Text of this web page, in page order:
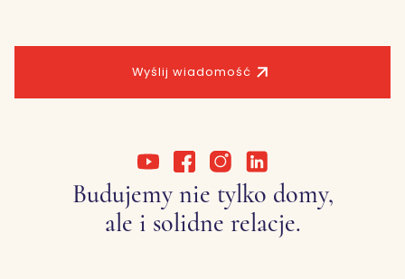
Wyślij wiadomość
Budujemy nie tylko domy,
ale i solidne relacje.